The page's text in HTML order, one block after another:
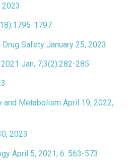
2023
1797
Safety January 25, 2023
Jan, 7;3(2):282-285
and Metabolism April 19, 2022,
2023
April 5, 2021; 6: 563-573